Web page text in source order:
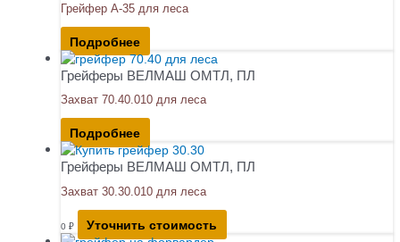
Грейфер А-35 для леса
Подробнее
Грейферы ВЕЛМАШ ОМТЛ, ПЛ
Захват 70.40.010 для леса
Подробнее
Грейферы ВЕЛМАШ ОМТЛ, ПЛ
Захват 30.30.010 для леса
0 ₽ Уточнить стоимость